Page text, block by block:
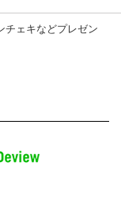
チェキなどプレゼン